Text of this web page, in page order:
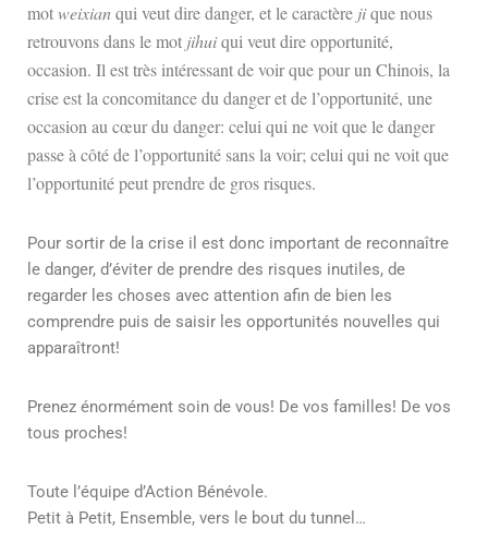
motweixianqui veut dire danger, et le caractère jique nous
retrouvons dans le mot jihuiqui veut dire opportunité,
occasion. Il est très intéressant de voir que pour un Chinois, la
crise est la concomitance du danger et de l’opportunité, une
occasion au cœur du danger: celui qui ne voit que le danger
passe à côté de l’opportunité sans la voir; celui qui ne voit que
l’opportunité peut prendre de gros risques.
Pour sortir de la crise il est donc important de reconnaître
le danger, d’éviter de prendre des risques inutiles, de
regarder les choses avec attention afin de bien les
comprendre puis de saisir les opportunités nouvelles qui
apparaîtront!
Prenez énormément soin de vous! De vos familles! De vos
tous proches!
Toute l’équipe d’Action Bénévole.
Petit à Petit, Ensemble, vers le bout du tunnel…